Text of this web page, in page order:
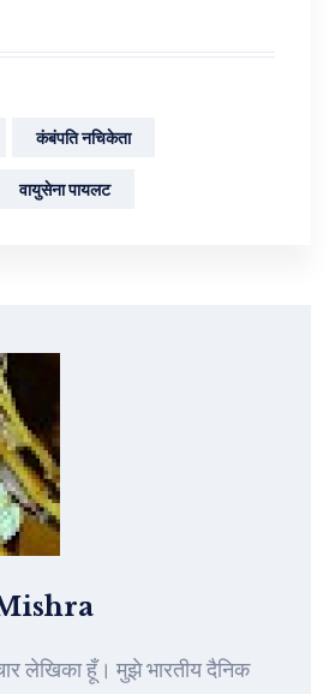
कंबंपति नचिकेता
वायुसेना पायलट
लेखिका हूँ। मुझे भारतीय दैनिक